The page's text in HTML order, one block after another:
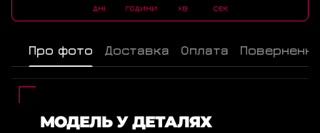
дні години хв сек
Про фото Доставка Оплата Повернення
МОДЕЛЬ У ДЕТАЛЯХ